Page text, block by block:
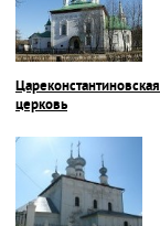
Цареконстантиновская
церковь